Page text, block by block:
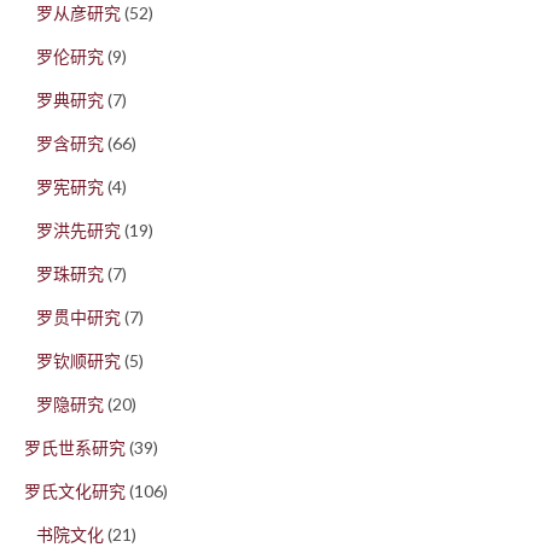
罗从彦研究(52)
罗伦研究(9)
罗典研究(7)
罗含研究(66)
罗宪研究(4)
罗洪先研究(19)
罗珠研究(7)
罗贯中研究(7)
罗钦顺研究(5)
罗隐研究(20)
罗氏世系研究(39)
罗氏文化研究(106)
书院文化(21)